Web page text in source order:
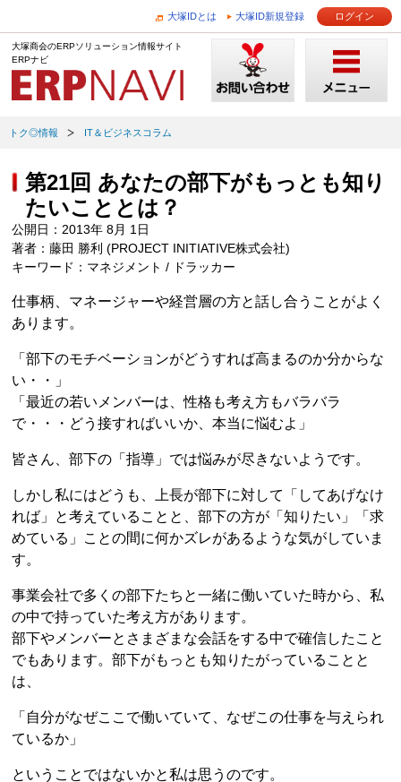
大塚IDとは 大塚ID新規登録 ログイン
大塚商会のERPソリューション情報サイト
ERPナビ
トク◎情報 IT＆ビジネスコラム
第21回 あなたの部下がもっとも知り
たいこととは？
公開日：2013年 8月 1日
著者：藤田 勝利 (PROJECT INITIATIVE株式会社)
キーワード：マネジメント / ドラッカー
仕事柄、マネージャーや経営層の方と話し合うことがよく
あります。
「部下のモチベーションがどうすれば高まるのか分からな
い・・」
「最近の若いメンバーは、性格も考え方もバラバラ
で・・・どう接すればいいか、本当に悩むよ」
皆さん、部下の「指導」では悩みが尽きないようです。
しかし私にはどうも、上長が部下に対して「してあげなけ
れば」と考えていることと、部下の方が「知りたい」「求
めている」ことの間に何かズレがあるような気がしていま
す。
事業会社で多くの部下たちと一緒に働いていた時から、私
の中で持っていた考え方があります。
部下やメンバーとさまざまな会話をする中で確信したこと
でもあります。部下がもっとも知りたがっていることと
は、
「自分がなぜここで働いていて、なぜこの仕事を与えられ
ているか」
ということではないかと私は思うのです。